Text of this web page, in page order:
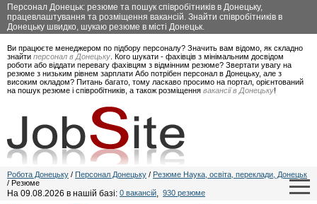
Персонал Донецьк: резюме та пошук співробітників в Донецьку,
працевлаштування та розміщення вакансій. Знайти співробітників в
Донецьку швидко, шукаю резюме в місті Донецьк.
Ви працюєте менеджером по підбору персоналу? Значить вам відомо, як складно
знайти персонал в Донецьку . Кого шукати - фахівців з мінімальним досвідом
роботи або віддати перевагу фахівцям з відмінним резюме? Звертати увагу на
резюме з низьким рівнем зарплати Або потрібен персонал в Донецьку, але з
високим окладом? Питань багато, тому ласкаво просимо на портал, орієнтований
на пошук резюме і співробітників, а також розміщення вакансії в Донецьку!
Робота Донецьку / Персонал Донецьку / Резюме Наука, освіта, переклади, Донецьк
/ Резюме
На 09.08.2026 в нашій базі: 0 вакансій, 930 резюме